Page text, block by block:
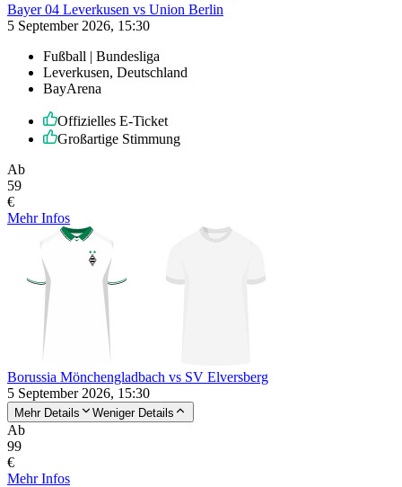
Bayer 04 Leverkusen vs Union Berlin
5 September 2026, 15:30
Fußball | Bundesliga
Leverkusen, Deutschland
BayArena
Offizielles E-Ticket
Großartige Stimmung
Ab
59
€
Mehr Infos
Borussia Mönchengladbach vs SV Elversberg
5 September 2026, 15:30
Mehr Details Weniger Details
Ab
99
€
Mehr Infos